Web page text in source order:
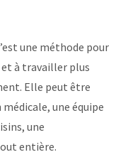
une méthode pour
et à travailler plus
Elle peut être
une équipe
une
entière.